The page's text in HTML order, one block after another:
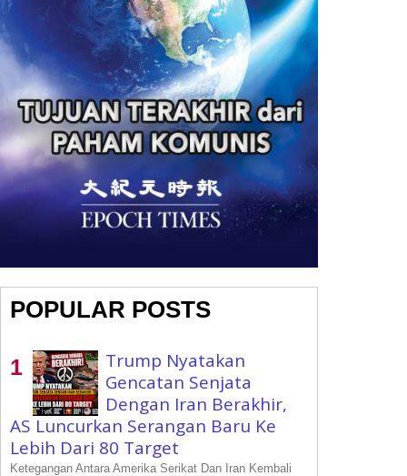
POPULAR POSTS
Trump Nyatakan
Gencatan Senjata
Dengan Iran Berakhir,
AS Luncurkan Serangan Baru Ke
Lebih Dari 80 Target
Ketegangan Antara Amerika Serikat Dan Iran Kembali